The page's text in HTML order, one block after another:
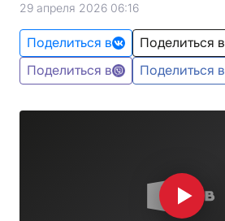
29 апреля 2026 06:16
Поделиться в
Поделиться в
Поделиться в
Поделиться в